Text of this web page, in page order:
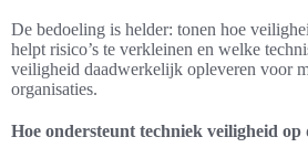
De bedoeling is helder: tonen hoe
helpt risico’s te verkleinen en welke
veiligheid daadwerkelijk opleveren voor
organisaties.
Hoe ondersteunt techniek veiligheid op